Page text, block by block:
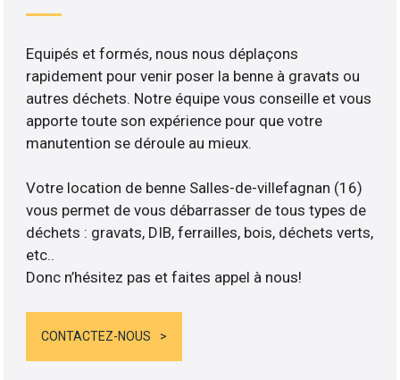
Equipés et formés, nous nous déplaçons
rapidement pour venir poser la benne à gravats ou
autres déchets. Notre équipe vous conseille et vous
apporte toute son expérience pour que votre
manutention se déroule au mieux.
Votre location de benne Salles-de-villefagnan (16)
vous permet de vous débarrasser de tous types de
déchets : gravats, DIB, ferrailles, bois, déchets verts,
etc..
Donc n’hésitez pas et faites appel à nous!
CONTACTEZ-NOUS